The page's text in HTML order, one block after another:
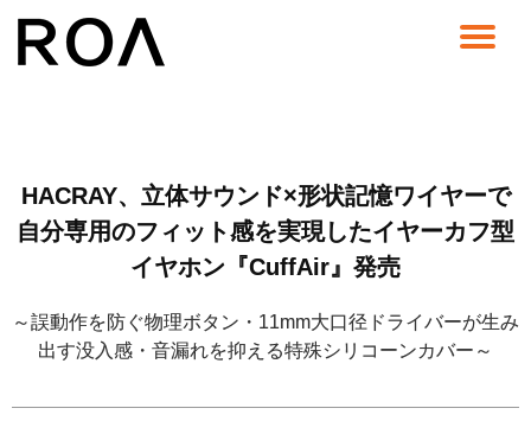
HACRAY、立体サウンド×形状記憶ワイヤーで
自分専用のフィット感を実現したイヤーカフ型
イヤホン『CuffAir』発売
～誤動作を防ぐ物理ボタン・11mm大口径ドライバーが生み
出す没入感・音漏れを抑える特殊シリコーンカバー～